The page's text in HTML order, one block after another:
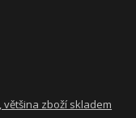
zboží skladem